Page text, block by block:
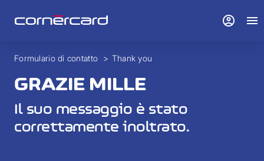
Formulario di contatto > Thank you
GRAZIE MILLE
Il suo messaggio è stato
correttamente inoltrato.
account_circle menu